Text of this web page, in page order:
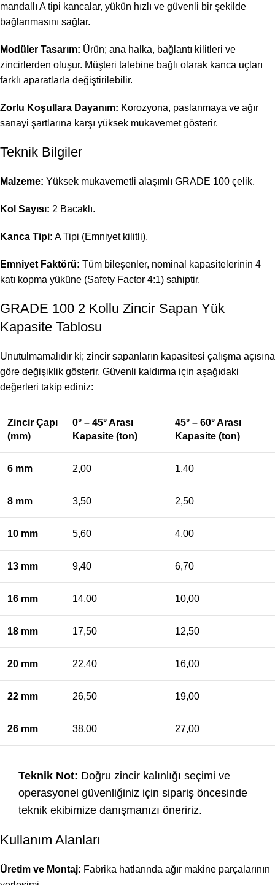
mandallı A tipi kancalar, yükün hızlı ve güvenli bir şekilde
bağlanmasını sağlar.
Modüler Tasarım: Ürün; ana halka, bağlantı kilitleri ve
zincirlerden oluşur. Müşteri talebine bağlı olarak kanca uçları
farklı aparatlarla değiştirilebilir.
Zorlu Koşullara Dayanım: Korozyona, paslanmaya ve ağır
sanayi şartlarına karşı yüksek mukavemet gösterir.
Teknik Bilgiler
Malzeme: Yüksek mukavemetli alaşımlı GRADE 100 çelik.
Kol Sayısı: 2 Bacaklı.
Kanca Tipi: A Tipi (Emniyet kilitli).
Emniyet Faktörü: Tüm bileşenler, nominal kapasitelerinin 4
katı kopma yüküne (Safety Factor 4:1) sahiptir.
GRADE 100 2 Kollu Zincir Sapan Yük
Kapasite Tablosu
Unutulmamalıdır ki; zincir sapanların kapasitesi çalışma açısına
göre değişiklik gösterir. Güvenli kaldırma için aşağıdaki
değerleri takip ediniz:
Zincir Çapı
(mm)
0° – 45° Arası
Kapasite (ton)
45° – 60° Arası
Kapasite (ton)
6 mm 2,00 1,40
8 mm 3,50 2,50
10 mm 5,60 4,00
13 mm 9,40 6,70
16 mm 14,00 10,00
18 mm 17,50 12,50
20 mm 22,40 16,00
22 mm 26,50 19,00
26 mm 38,00 27,00
Teknik Not: Doğru zincir kalınlığı seçimi ve
operasyonel güvenliğiniz için sipariş öncesinde
teknik ekibimize danışmanızı öneririz.
Kullanım Alanları
Üretim ve Montaj: Fabrika hatlarında ağır makine parçalarının